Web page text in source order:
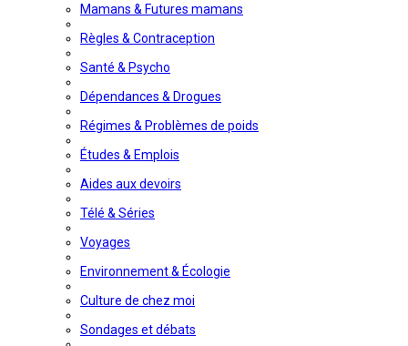
Mamans & Futures mamans
Règles & Contraception
Santé & Psycho
Dépendances & Drogues
Régimes & Problèmes de poids
Études & Emplois
Aides aux devoirs
Télé & Séries
Voyages
Environnement & Écologie
Culture de chez moi
Sondages et débats